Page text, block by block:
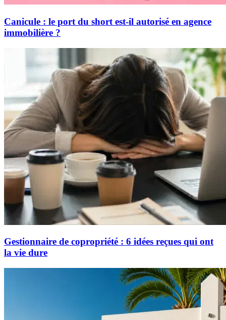
Canicule : le port du short est-il autorisé en agence
immobilière ?
Gestionnaire de copropriété : 6 idées reçues qui ont
la vie dure